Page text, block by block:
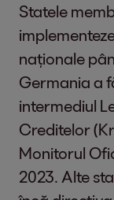
Statele
naționale
Germania a
intermediul
Creditelor
Monitorul
2023. Alte